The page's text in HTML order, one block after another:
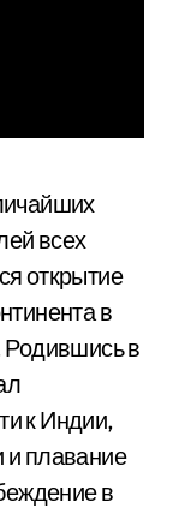
всех
открытие
в
Родившись в
к Индии,
и плавание
в